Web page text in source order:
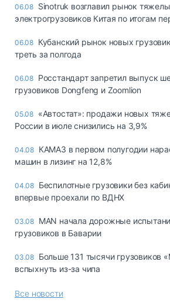
06.08 Sinotruk возглавил рынок
электрогрузовиков Китая по итогам
06.08 Кубанский рынок новых
треть за полгода
06.08 Росстандарт запретил выпуск
грузовиков Dongfeng и Zoomlion
05.08 «Автостат»: продажи новых
России в июле снизились на 3,9%
04.08 КАМАЗ в первом полугодии
машин в лизинг на 12,8%
04.08 Беспилотные грузовики без
впервые проехали по ВДНХ
03.08 MAN начала дорожные
грузовиков в Баварии
03.08 Больше 131 тысячи грузовиков
вспыхнуть из-за чипа
Все новости